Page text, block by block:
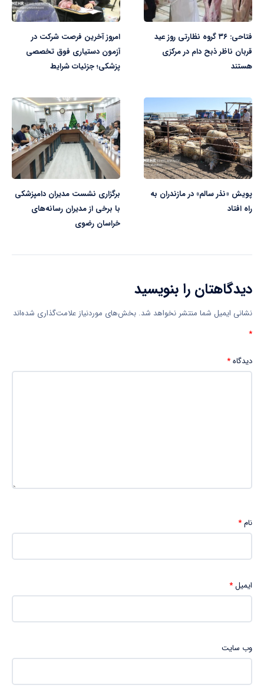
فتاحی: ۳۶ گروه نظارتی روز عید
قربان ناظر ذبح دام در مرکزی
هستند
امروز آخرین فرصت شرکت در
آزمون دستیاری فوق تخصصی
پزشکی؛ جزئیات شرایط
پویش «نذر سالم» در مازندران به
راه افتاد
برگزاری نشست مدیران دامپزشکی
با برخی از مدیران رسانه‌های
خراسان رضوی
دیدگاهتان را بنویسید
نشانی ایمیل شما منتشر نخواهد شد. بخش‌های موردنیاز علامت‌گذاری شده‌اند
*
دیدگاه*
نام*
ایمیل*
وب‌ سایت